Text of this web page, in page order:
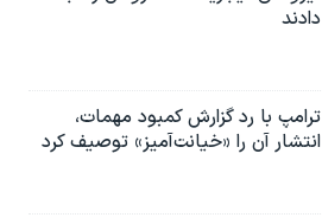
دادند
ترامپ با رد گزارش کمبود مهمات،
انتشار آن را «خیانت‌آمیز» توصیف کرد